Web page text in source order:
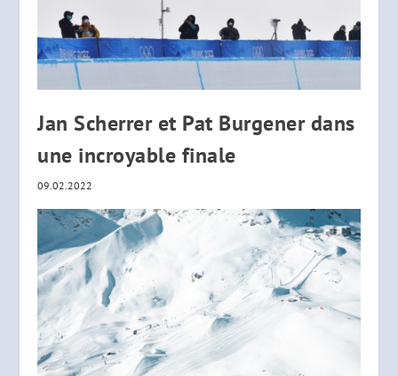
Jan Scherrer et Pat Burgener dans
une incroyable finale
09.02.2022